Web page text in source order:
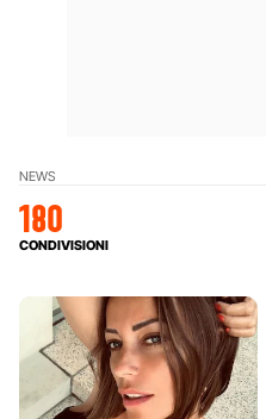
NEWS
180
CONDIVISIONI